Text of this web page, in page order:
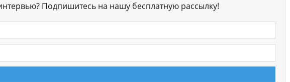
Подпишитесь на нашу бесплатную рассылку!